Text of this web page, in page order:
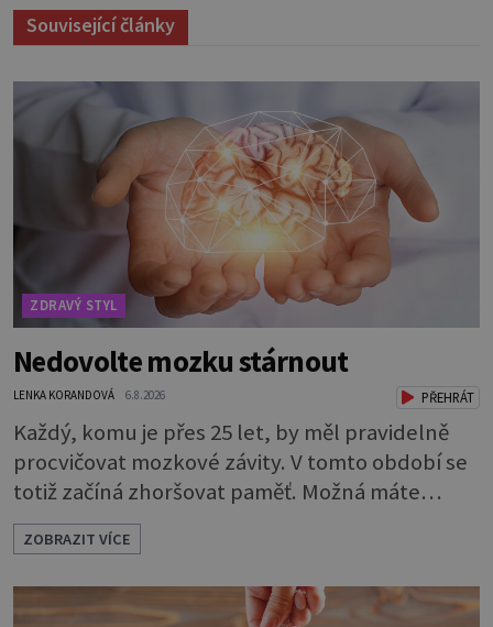
Související články
ZDRAVÝ STYL
Nedovolte mozku stárnout
LENKA KORANDOVÁ 6.8.2026 PŘEHRÁT
Každý, komu je přes 25 let, by měl pravidelně
procvičovat mozkové závity. V tomto období se
totiž začíná zhoršovat paměť. Možná máte
problém vzpomenout si na jméno kolegy z
práce. Nebo marně v paměti lovíte název
knížky, kterou jste nedávno přečetli. Je to
opravdu tak, s věkem jako kdyby se paměť
ZOBRAZIT VÍCE